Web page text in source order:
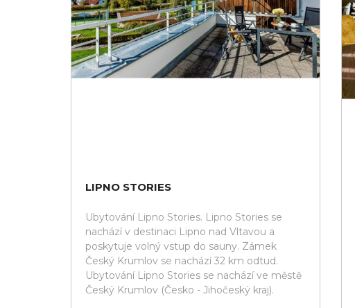
LIPNO STORIES
Ubytování Lipno Stories. Lipno Stories se
nachází v destinaci Lipno nad Vltavou a
poskytuje volný vstup do sauny. Zámek
Český Krumlov se nachází 32 km odtud.
Ubytování Lipno Stories se nachází ve městě
Český Krumlov (Česko - Jihočeský kraj).